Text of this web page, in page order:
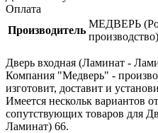
Оплата
Производитель
МЕДВЕРЬ
производство)
Дверь входная (Ламинат -
Компания "Медверь" -
изготовит, доставит и
Имеется нескольк вариантов
сопутствующих товаров для
Ламинат) 66.